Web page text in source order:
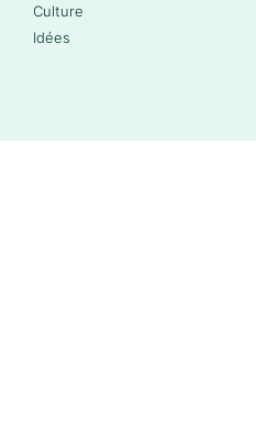
Culture
Idées